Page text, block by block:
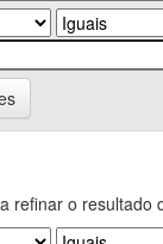
refinar o resultado